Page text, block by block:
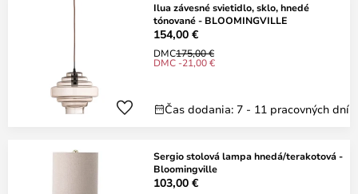
Ilua závesné svietidlo, sklo, hnedé
tónované - BLOOMINGVILLE
154,00 €
DMC175,00 €
DMC -21,00 €
Čas dodania: 7 - 11 pracovných dní
Sergio stolová lampa hnedá/terakotová -
Bloomingville
103,00 €